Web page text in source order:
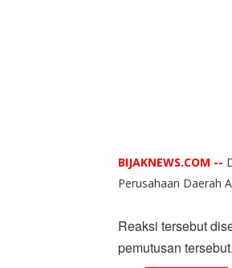
BIJAKNEWS.COM --
Perusahaan Daerah
Reaksi tersebut
pemutusan tersebut.